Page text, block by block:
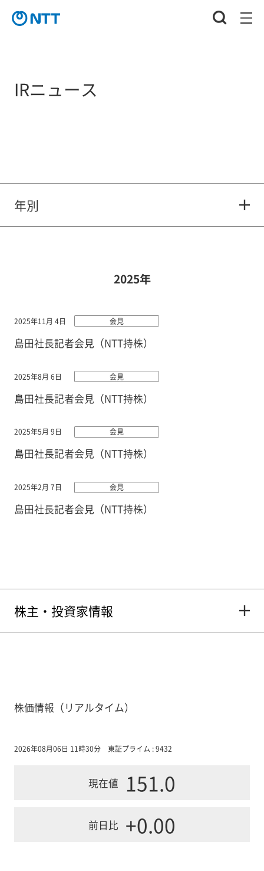
IRニュース
年別
2025年
2025年11月 4日 会見
島田社長記者会見（NTT持株）
2025年8月 6日 会見
島田社長記者会見（NTT持株）
2025年5月 9日 会見
島田社長記者会見（NTT持株）
2025年2月 7日 会見
島田社長記者会見（NTT持株）
株主・投資家情報
株価情報（リアルタイム）
2026年08月06日 11時30分 東証プライム : 9432
現在値 151.0
前日比 +0.00